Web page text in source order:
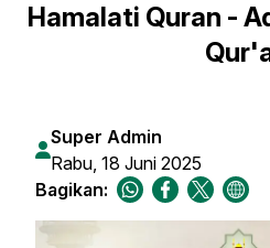
Hamalati Quran -
Super Admin
Rabu, 18 Juni 2025
Bagikan: